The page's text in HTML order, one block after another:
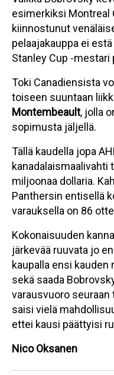
esimerkiksi Montreal
kiinnostunut
pelaajakauppa ei
Stanley Cup -mestari
Toki Canadiensista
toiseen suuntaan
Montembeault, jolla
sopimusta jäljellä.
Tällä kaudella jopa
kanadalaismaalivahti
miljoonaa dollaria.
Panthersin entisellä
varauksella on 86
Kokonaisuuden
järkevää ruuvata jo
kaupalla ensi
sekä saada
varausvuoro seuraan
saisi vielä
ettei kausi päättyisi
Nico Oksanen